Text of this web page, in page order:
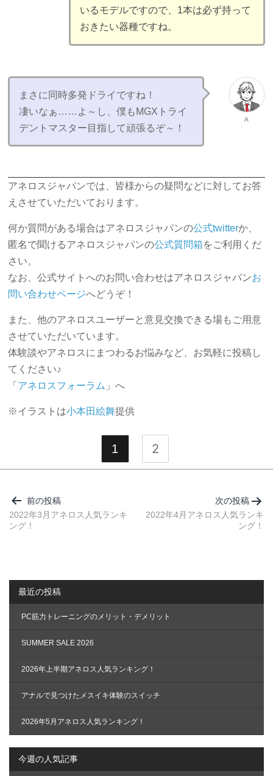
いるモデルですので、1本は必ず持って
おきたい器種ですね。
A
まさに同時多発ドライですね！
凄いなぁ……よ～し、僕もMGXトライ
デントマスター目指して頑張るぞ～！
アネロスジャパンでは、皆様からの疑問などに対してお答
えさせていただいております。
何か質問がある場合はアネロスジャパンの公式twitterか、
匿名で聞けるアネロスジャパンの公式質問箱をご利用くだ
さい。
なお、公式サイトへのお問い合わせはアネロスジャパンお
問い合わせページへどうぞ！
また、他のアネロスユーザーと意見交換できる場もご用意
させていただいています。
体験談やアネロスにまつわるお悩みなど、お気軽に投稿し
てください♪
「 アネロスフォーラム 」へ
※イラストは小本田絵舞提供
1 2
稿
ナ
ビ
シ
ョ
ン
前の投稿
2022年3月アネロス人気ランキ
ング！
次の投稿
2022年4月アネロス人気ランキ
ング！
最近の投稿
PC筋力トレーニングのメリット・デメリット
SUMMER SALE 2026
2026年上半期アネロス人気ランキング！
アナルで見つけたメスイキ体験のスイッチ
2026年5月アネロス人気ランキング！
今週の人気記事